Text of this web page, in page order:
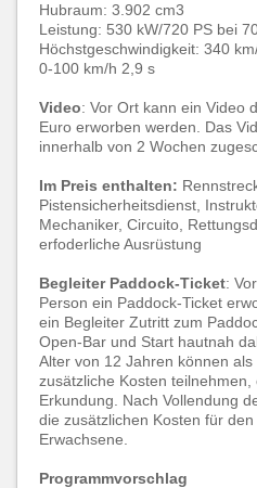
Hubraum: 3.902 cm3
Leistung: 530 kW/720 PS bei
Höchstgeschwindigkeit: 340
0-100 km/h 2,9 s
Video: Vor Ort kann ein Video
Euro erworben werden. Das
innerhalb von 2 Wochen
Im Preis enthalten:
Pistensicherheitsdienst,
Mechaniker, Circuito,
erfoderliche Ausrüstung
Begleiter Paddock-Ticket:
Person ein Paddock-Ticket
ein Begleiter Zutritt zum
Open-Bar und Start hautnah
Alter von 12 Jahren können
zusätzliche Kosten
Erkundung. Nach Vollendung
die zusätzlichen Kosten für
Erwachsene.
Programmvorschlag